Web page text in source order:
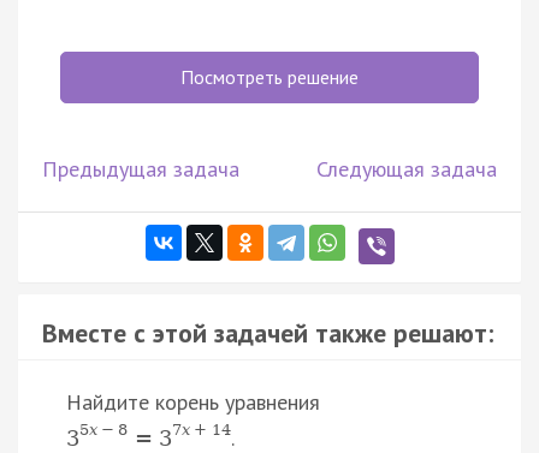
Посмотреть решение
Предыдущая задача Следующая задача
Вместе с этой задачей также решают:
Найдите корень уравнения
35x − 8 = 37x + 14.